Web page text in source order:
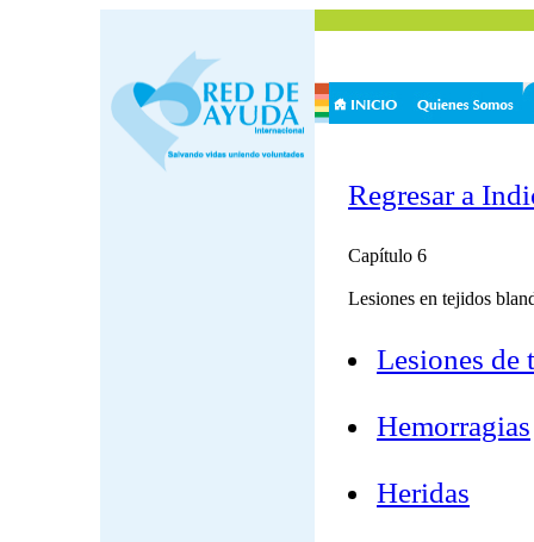
Regresar a
Capítulo 6
Lesiones en tejidos
Lesiones de
Hemorragias
Heridas